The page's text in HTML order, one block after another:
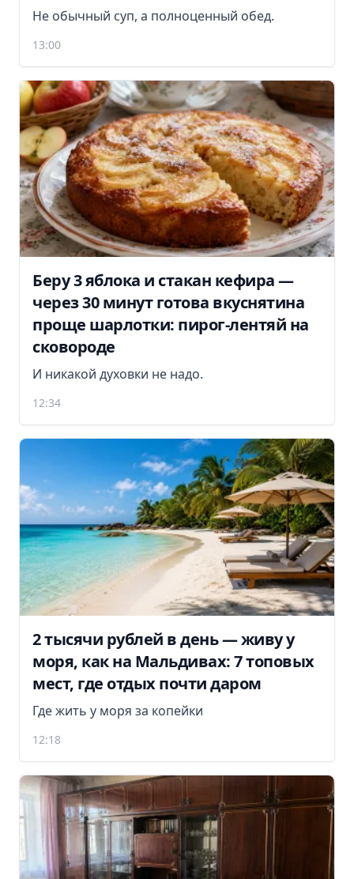
Не обычный суп, а полноценный обед.
13:00
Беру 3 яблока и стакан кефира —
через 30 минут готова вкуснятина
проще шарлотки: пирог-лентяй на
сковороде
И никакой духовки не надо.
12:34
2 тысячи рублей в день — живу у
моря, как на Мальдивах: 7 топовых
мест, где отдых почти даром
Где жить у моря за копейки
12:18